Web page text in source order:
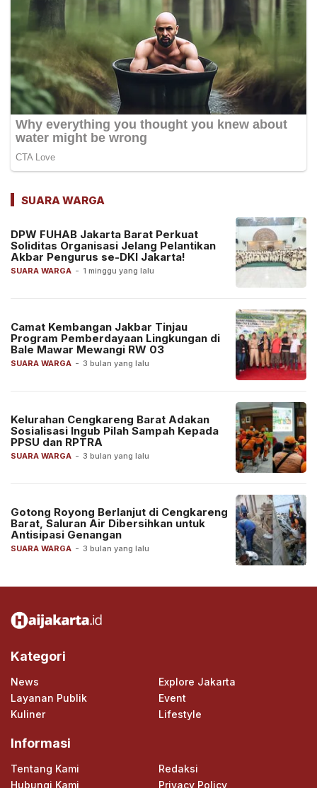
SUARA WARGA
SUARA WARGA - 1 minggu yang lalu
DPW FUHAB Jakarta Barat Perkuat
Soliditas Organisasi Jelang Pelantikan
Akbar Pengurus se-DKI Jakarta!
SUARA WARGA - 3 bulan yang lalu
Camat Kembangan Jakbar Tinjau
Program Pemberdayaan Lingkungan di
Bale Mawar Mewangi RW 03
SUARA WARGA - 3 bulan yang lalu
Kelurahan Cengkareng Barat Adakan
Sosialisasi Ingub Pilah Sampah Kepada
PPSU dan RPTRA
SUARA WARGA - 3 bulan yang lalu
Gotong Royong Berlanjut di Cengkareng
Barat, Saluran Air Dibersihkan untuk
Antisipasi Genangan
Kategori
News
Explore Jakarta
Layanan Publik
Event
Kuliner
Lifestyle
Informasi
Tentang Kami
Redaksi
Hubungi Kami
Privacy Policy